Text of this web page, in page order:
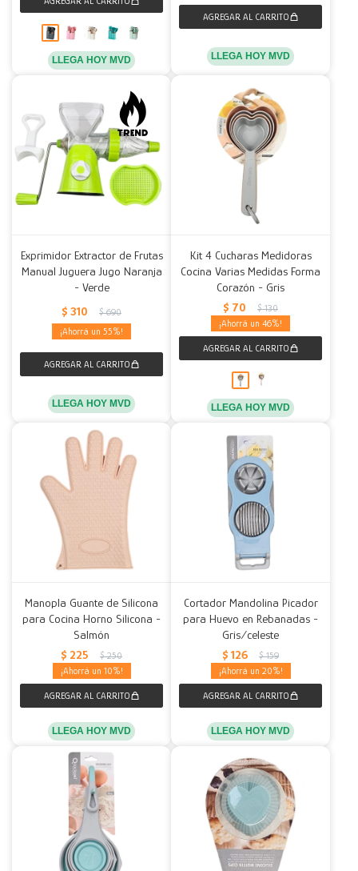
LLEGA HOY MVD LLEGA HOY MVD
Exprimidor Extractor de Frutas
Manual Juguera Jugo Naranja
- Verde
$ 310 $ 690
55
LLEGA HOY MVD
Kit 4 Cucharas Medidoras
Cocina Varias Medidas Forma
Corazón - Gris
$ 70 $ 130
46
LLEGA HOY MVD
Manopla Guante de Silicona
para Cocina Horno Silicona -
Salmón
$ 225 $ 250
10
LLEGA HOY MVD
Cortador Mandolina Picador
para Huevo en Rebanadas -
Gris/celeste
$ 126 $ 159
20
LLEGA HOY MVD